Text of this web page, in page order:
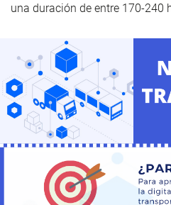
una duración de entre 170-240